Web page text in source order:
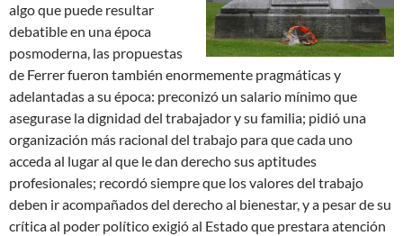
algo que puede resultar
debatible en una época
posmoderna, las propuestas
de Ferrer fueron también enormemente pragmáticas y
adelantadas a su época: preconizó un salario mínimo que
asegurase la dignidad del trabajador y su familia; pidió una
organización más racional del trabajo para que cada uno
acceda al lugar al que le dan derecho sus aptitudes
profesionales; recordó siempre que los valores del trabajo
deben ir acompañados del derecho al bienestar, y a pesar de su
crítica al poder político exigió al Estado que prestara atención